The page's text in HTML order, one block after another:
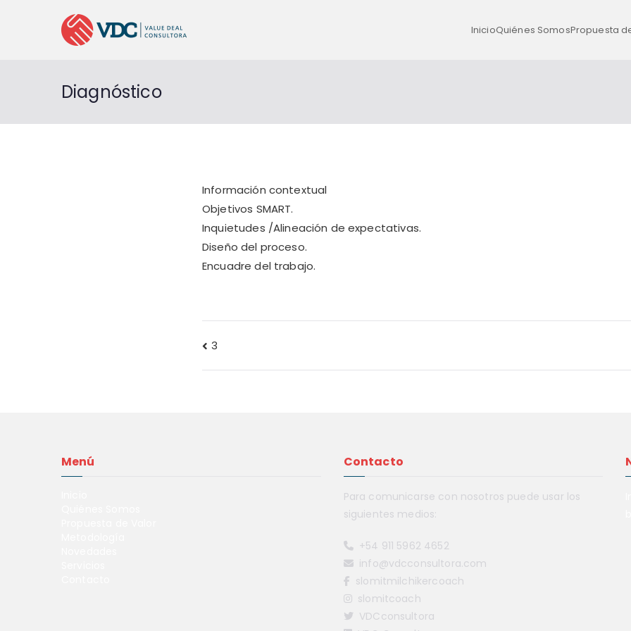
InicioQuiénes SomosPropuesta
Diagnóstico
Información contextual
Objetivos SMART.
Inquietudes /Alineación de expectativas.
Diseño del proceso.
Encuadre del trabajo.
3
Menú Contacto
Para comunicarse con nosotros puede usar los
siguientes medios:
+54 911 5962 4652
info@vdcconsultora.com
slomitmilchikercoach
slomitcoach
VDCconsultora